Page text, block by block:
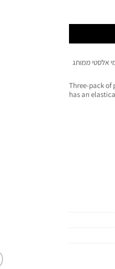
אלסטי ממותג
Three-pack of
has an